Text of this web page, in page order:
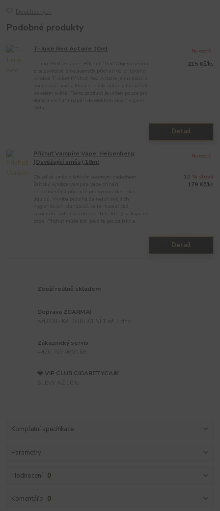
Podobné produkty
T-Juice Red Astaire 10ml
215 Kč/ks
Na cestě
Detail
Příchuť Vampire Vape: Heisenberg
(Osvěžující směs) 10ml
10 % sleva
179 Kč/ks
Na cestě
Detail
Zboží reálně skladem
Doprava ZDARMA!
Zákaznický servis
💎 VIP CLUB CIGARETYCAJK
Kompletní specifikace
Parametry
Hodnocení 0
Komentáře 0